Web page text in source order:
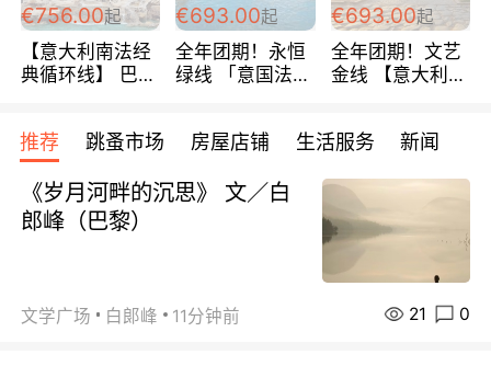
€756.00起
【意大利南法经
典循环线】 巴黎
宾馆 108欧/天起
全程756欧/位
€693.00起
全年团期！永恒
绿线 「意国法
欧/天起 ~包拼房
€693.00起
全年团期！文艺
金线 【意大利一
每周铁发！
推荐 跳蚤市场 房屋店铺 生活服务 新闻
《岁月河畔的沉思》 文／白
郎峰（巴黎）
文学广场 白郞峰 11分钟前 21 0